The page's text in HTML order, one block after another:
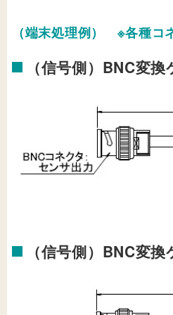
（端末処理例） ※各種コ
（信号側）BNC変
（信号側）BNC変